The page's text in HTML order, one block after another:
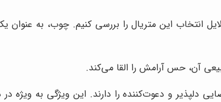
انتخاب این متریال را بررسی کنیم. چوب، به
آن، حس آرامش را القا می‌کند.
دلپذیر و دعوت‌کننده را دارند. این ویژگی به